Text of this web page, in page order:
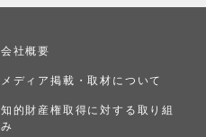
会社概要
メディア掲載・取材について
知的財産権取得に対する取り組
み